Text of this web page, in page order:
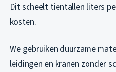
Dit scheelt tientallen liters
kosten.
We gebruiken duurzame
leidingen en kranen zonder